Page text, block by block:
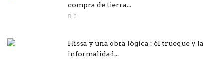
compra de tierra...
0
Hissa y una obra lógica : él trueque y la
informalidad...